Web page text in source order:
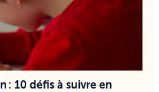
: 10 défis à suivre en